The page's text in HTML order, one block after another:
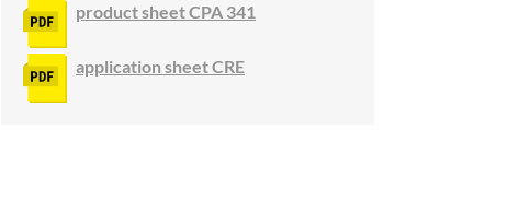
product sheet CPA 341
application sheet CRE